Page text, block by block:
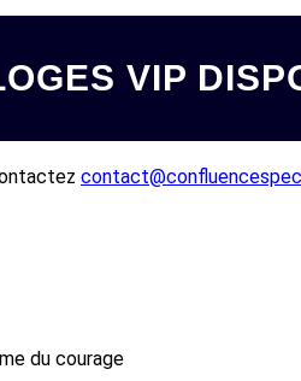
VIP
du courage